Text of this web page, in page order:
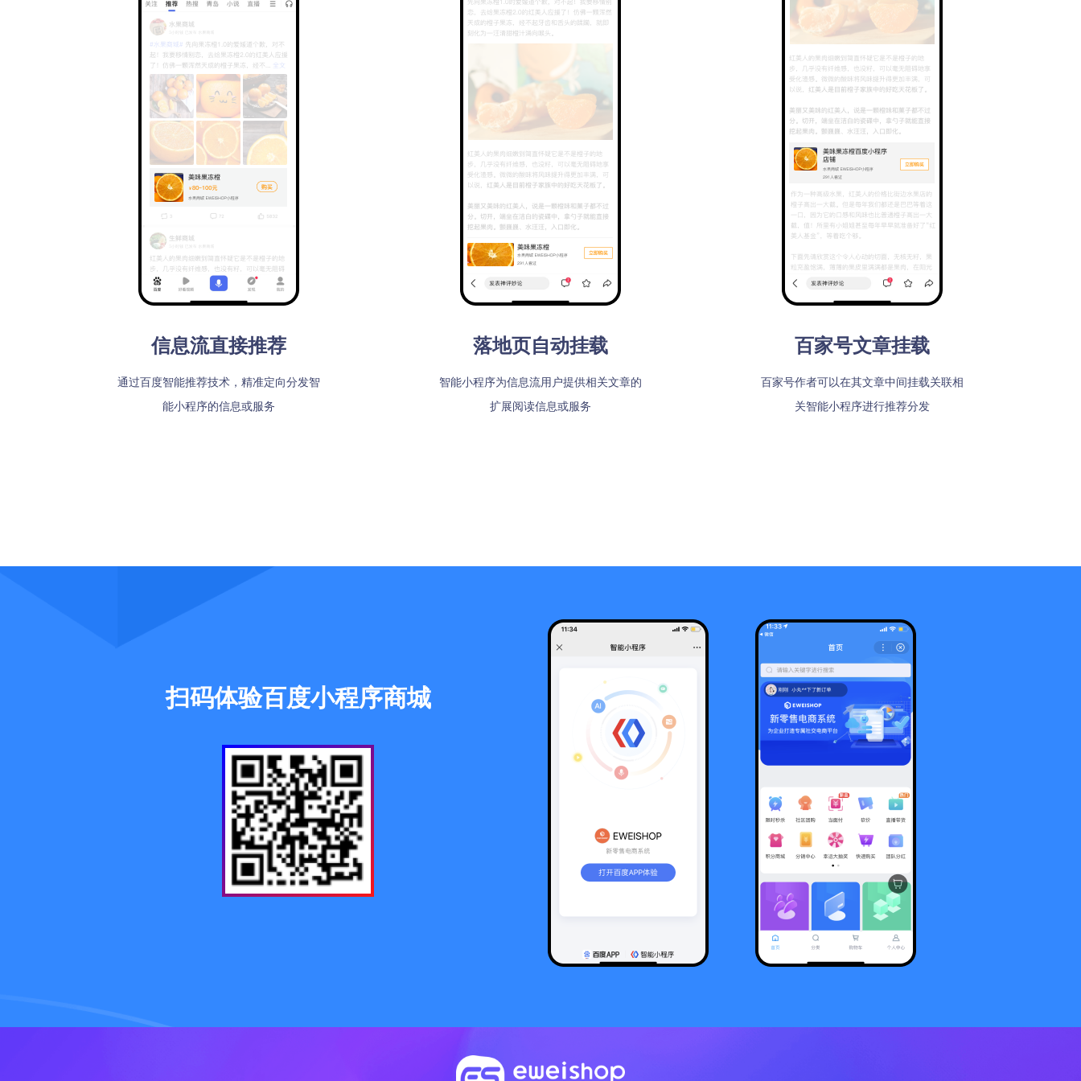
下拉二楼
百度APP首页下拉进入二楼，方便用户快
速使用服务类小程序
我的
“我的"中展现常用、精选推荐的小程序
智能小程序中心
可从“常用小程序"入口进入，包含关注的
小程序和最近使用小程序
自然结果
智能小程序被百度收录后，用户在百度
APP搜索关键词可展现相关结果
定制阿拉丁样式更加丰富，用户可在卡片
智能小程序单卡
在百度APP搜索小程序完整名称时展现，
语音直达
百度APP语音输入“小程序名称+小程序”，
可直接打开智能小程序
信息流直接推荐
通过百度智能推荐技术，精准定向分发智
能小程序的信息或服务
落地页自动挂载
智能小程序为信息流用户提供相关文章的
扩展阅读信息或服务
百家号文章挂载
百家号作者可以在其文章中间挂载关联相
关智能小程序进行推荐分发
下拉二楼
百度APP首页下拉进入二楼，方便用户快
速使用服务类小程序
我的
“我的"中展现常用、精选推荐的小程序
智能小程序中心
可从“常用小程序"入口进入，包含关注的
小程序和最近使用小程序
自然结果
智能小程序被百度收录后，用户在百度
APP搜索关键词可展现相关结果
定制阿拉丁样式更加丰富，用户可在卡片
智能小程序单卡
在百度APP搜索小程序完整名称时展现，
语音直达
百度APP语音输入“小程序名称+小程序”，
可直接打开智能小程序
扫码体验百度小程序商城